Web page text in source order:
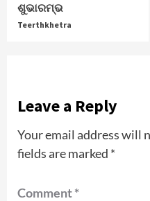
ଶୁଭାରମ୍ଭ
Teerthkhetra
Leave a Reply
Your email address will
fields are marked *
Comment*